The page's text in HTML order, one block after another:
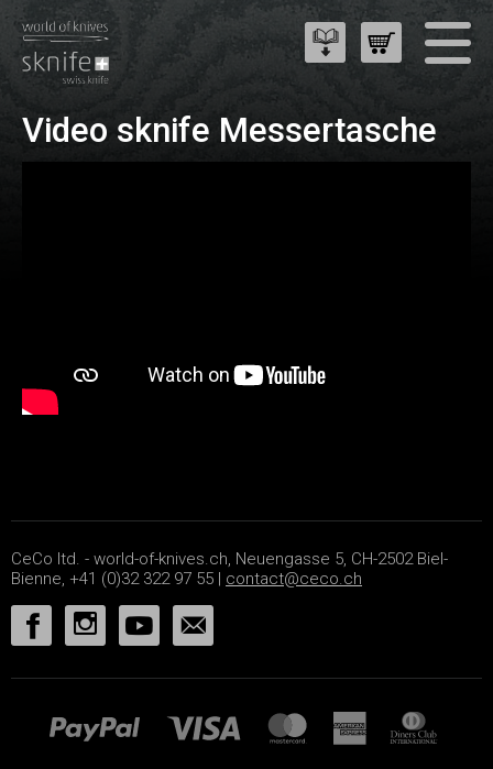
Video sknife Messertasche
CeCo ltd. - world-of-knives.ch, Neuengasse 5, CH-2502 Biel-
Bienne, +41 (0)32 322 97 55 | contact@ceco.ch